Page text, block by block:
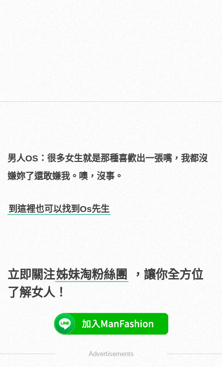
男人OS：很多女生就是那種喜歡出一張嘴，我都沒
嫌妳了還敢嫌我。噢，沒事。
到這裡也可以找到Os先生
立即關注姊妹淘粉絲團
，讓你全方位
了解女人！
Advertisements